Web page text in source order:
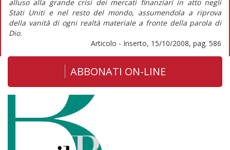
alluso alla grande crisi dei mercati finanziari in atto negli
Stati Uniti e nel resto del mondo, assumendola a riprova
della vanità di ogni realtà materiale a fronte della parola di
Dio.
Articolo - Inserto, 15/10/2008, pag. 586
ABBONATI ON-LINE